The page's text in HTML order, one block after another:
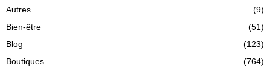
Autres
(9)
Bien-être
(51)
Blog
(123)
Boutiques
(764)